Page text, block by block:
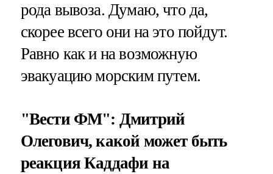
рода вывоза. Думаю, что да,
скорее всего они на это пойдут.
Равно как и на возможную
эвакуацию морским путем.
"Вести ФМ": Дмитрий
Олегович, какой может быть
реакция Каддафи на